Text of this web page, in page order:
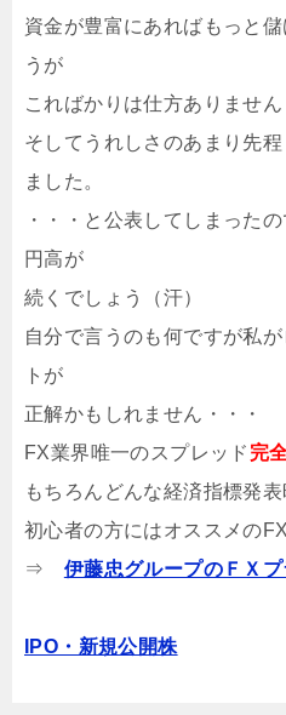
資金が豊富にあればもっと
うが
こればかりは仕方ありません
そしてうれしさのあまり先程
ました。
・・・と公表してしまった
円高が
続くでしょう（汗）
自分で言うのも何ですが私
トが
正解かもしれません・・・
FX業界唯一のスプレッド 完
もちろんどんな経済指標発表
初心者の方にはオススメの
⇒ 伊藤忠グループのＦＸプ
IPO・新規公開株